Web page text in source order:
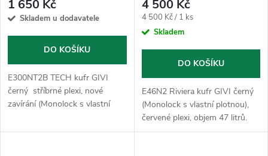
1 650 Kč
Skladem u dodavatele
DO KOŠÍKU
E300NT2B TECH kufr GIVI
černý stříbrné plexi, nové
zavírání (Monolock s vlastní
přilbu - lze použít pouze jako
4 500 Kč
Měrná
cena:
4 500 Kč / 1 ks
Skladem
DO KOŠÍKU
E46N2 Riviera kufr GIVI černý
(Monolock s vlastní plotnou),
červené plexi, objem 47 litrů.
Pro 2 přilby - lze použít pouze